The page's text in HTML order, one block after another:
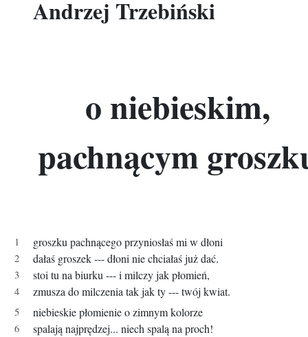
Andrzej Trzebiński
o niebieskim,
pachnącym
groszku pachnącego przyniosłaś mi w dłoni
dałaś groszek --- dłoni nie chciałaś już dać.
stoi tu na biurku --- i milczy jak płomień,
zmusza do milczenia tak jak ty --- twój kwiat.
niebieskie płomienie o zimnym kolorze
spalają najprędzej... niech spalą na proch!